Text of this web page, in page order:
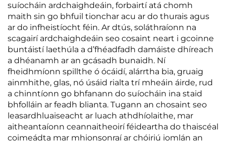
suíocháin ardchaighdeáin, forbairtí atá chomh
maith sin go bhfuil tionchar acu ar do thurais agus
ar do infheistíocht féin. Ar dtús, soláthraíonn na
scagairí ardchaighdeáin seo cosaint neart i gcoinne
buntáistí laethúla a d’fhéadfadh damáiste dhíreach
a dhéanamh ar an gcásadh bunaidh. Ní
fheidhmíonn spillthe ó ócáidí, alárrtha bia, gruaig
ainmhithe, glas, nó úsáid rialta trí mheáin áirde, rud
a chinntíonn go bhfanann do suíocháin ina staid
bhfolláin ar feadh blianta. Tugann an chosaint seo
leasardhluaiseacht ar luach athdhíolaithe, mar
aitheantaíonn ceannaitheoirí féideartha do thaiscéal
coimeádta mar mhionsonraí ar chóiriú iomlán an